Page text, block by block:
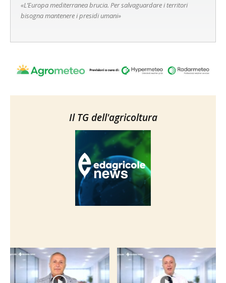
«L’Europa mediterranea brucia. Per salvaguardare i territori
bisogna mantenere i presidi umani»
Il TG dell'agricoltura